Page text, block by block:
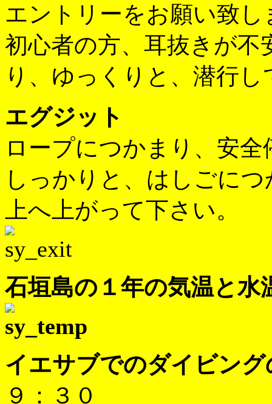
エントリーをお願い致し
初心者の方、耳抜きが
り、ゆっくりと、潜行
エグジット
ロープにつかまり、安
しっかりと、はしごに
上へ上がって下さい。
石垣島の１年の気温と水
イエサブでのダイビング
９：３０